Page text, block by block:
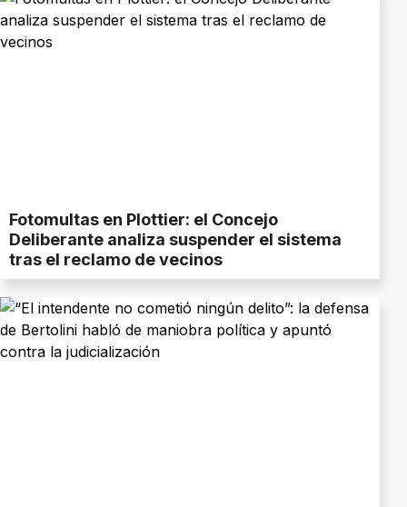
Fotomultas en Plottier: el Concejo
Deliberante analiza suspender el sistema
tras el reclamo de vecinos